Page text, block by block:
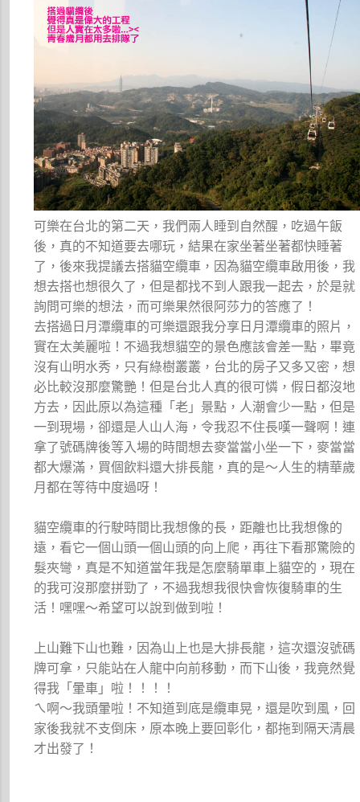
可樂在台北的第二天，我們兩人睡到自然醒，吃過午飯
後，真的不知道要去哪玩，結果在家坐著坐著都快睡著
了，後來我提議去搭貓空纜車，因為貓空纜車啟用後，我
想去搭也想很久了，但是都找不到人跟我一起去，於是就
詢問可樂的想法，而可樂果然很阿莎力的答應了！
去搭過日月潭纜車的可樂還跟我分享日月潭纜車的照片，
實在太美麗啦！不過我想貓空的景色應該會差一點，畢竟
沒有山明水秀，只有綠樹叢叢，台北的房子又多又密，想
必比較沒那麼驚艷！但是台北人真的很可憐，假日都沒地
方去，因此原以為這種「老」景點，人潮會少一點，但是
一到現場，卻還是人山人海，令我忍不住長嘆一聲啊！連
拿了號碼牌後等入場的時間想去麥當當小坐一下，麥當當
都大爆滿，買個飲料還大排長龍，真的是～人生的精華歲
月都在等待中度過呀！
貓空纜車的行駛時間比我想像的長，距離也比我想像的
遠，看它一個山頭一個山頭的向上爬，再往下看那驚險的
髮夾彎，真是不知道當年我是怎麼騎單車上貓空的，現在
的我可沒那麼拼勁了，不過我想我很快會恢復騎車的生
活！嘿嘿～希望可以說到做到啦！
上山難下山也難，因為山上也是大排長龍，這次還沒號碼
牌可拿，只能站在人龍中向前移動，而下山後，我竟然覺
得我「暈車」啦！！！！
ㄟ啊～我頭暈啦！不知道到底是纜車晃，還是吹到風，回
家後我就不支倒床，原本晚上要回彰化，都拖到隔天清晨
才出發了！